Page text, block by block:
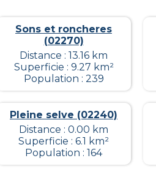
Sons et roncheres
(02270)
Distance : 13.16 km
Superficie : 9.27 km²
Population : 239
Pleine selve (02240)
Distance : 0.00 km
Superficie : 6.1 km²
Population : 164